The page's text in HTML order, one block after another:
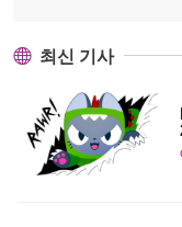
최신 기사